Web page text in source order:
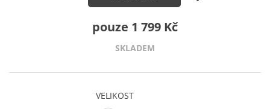
pouze 1 799 Kč
SKLADEM
VELIKOST